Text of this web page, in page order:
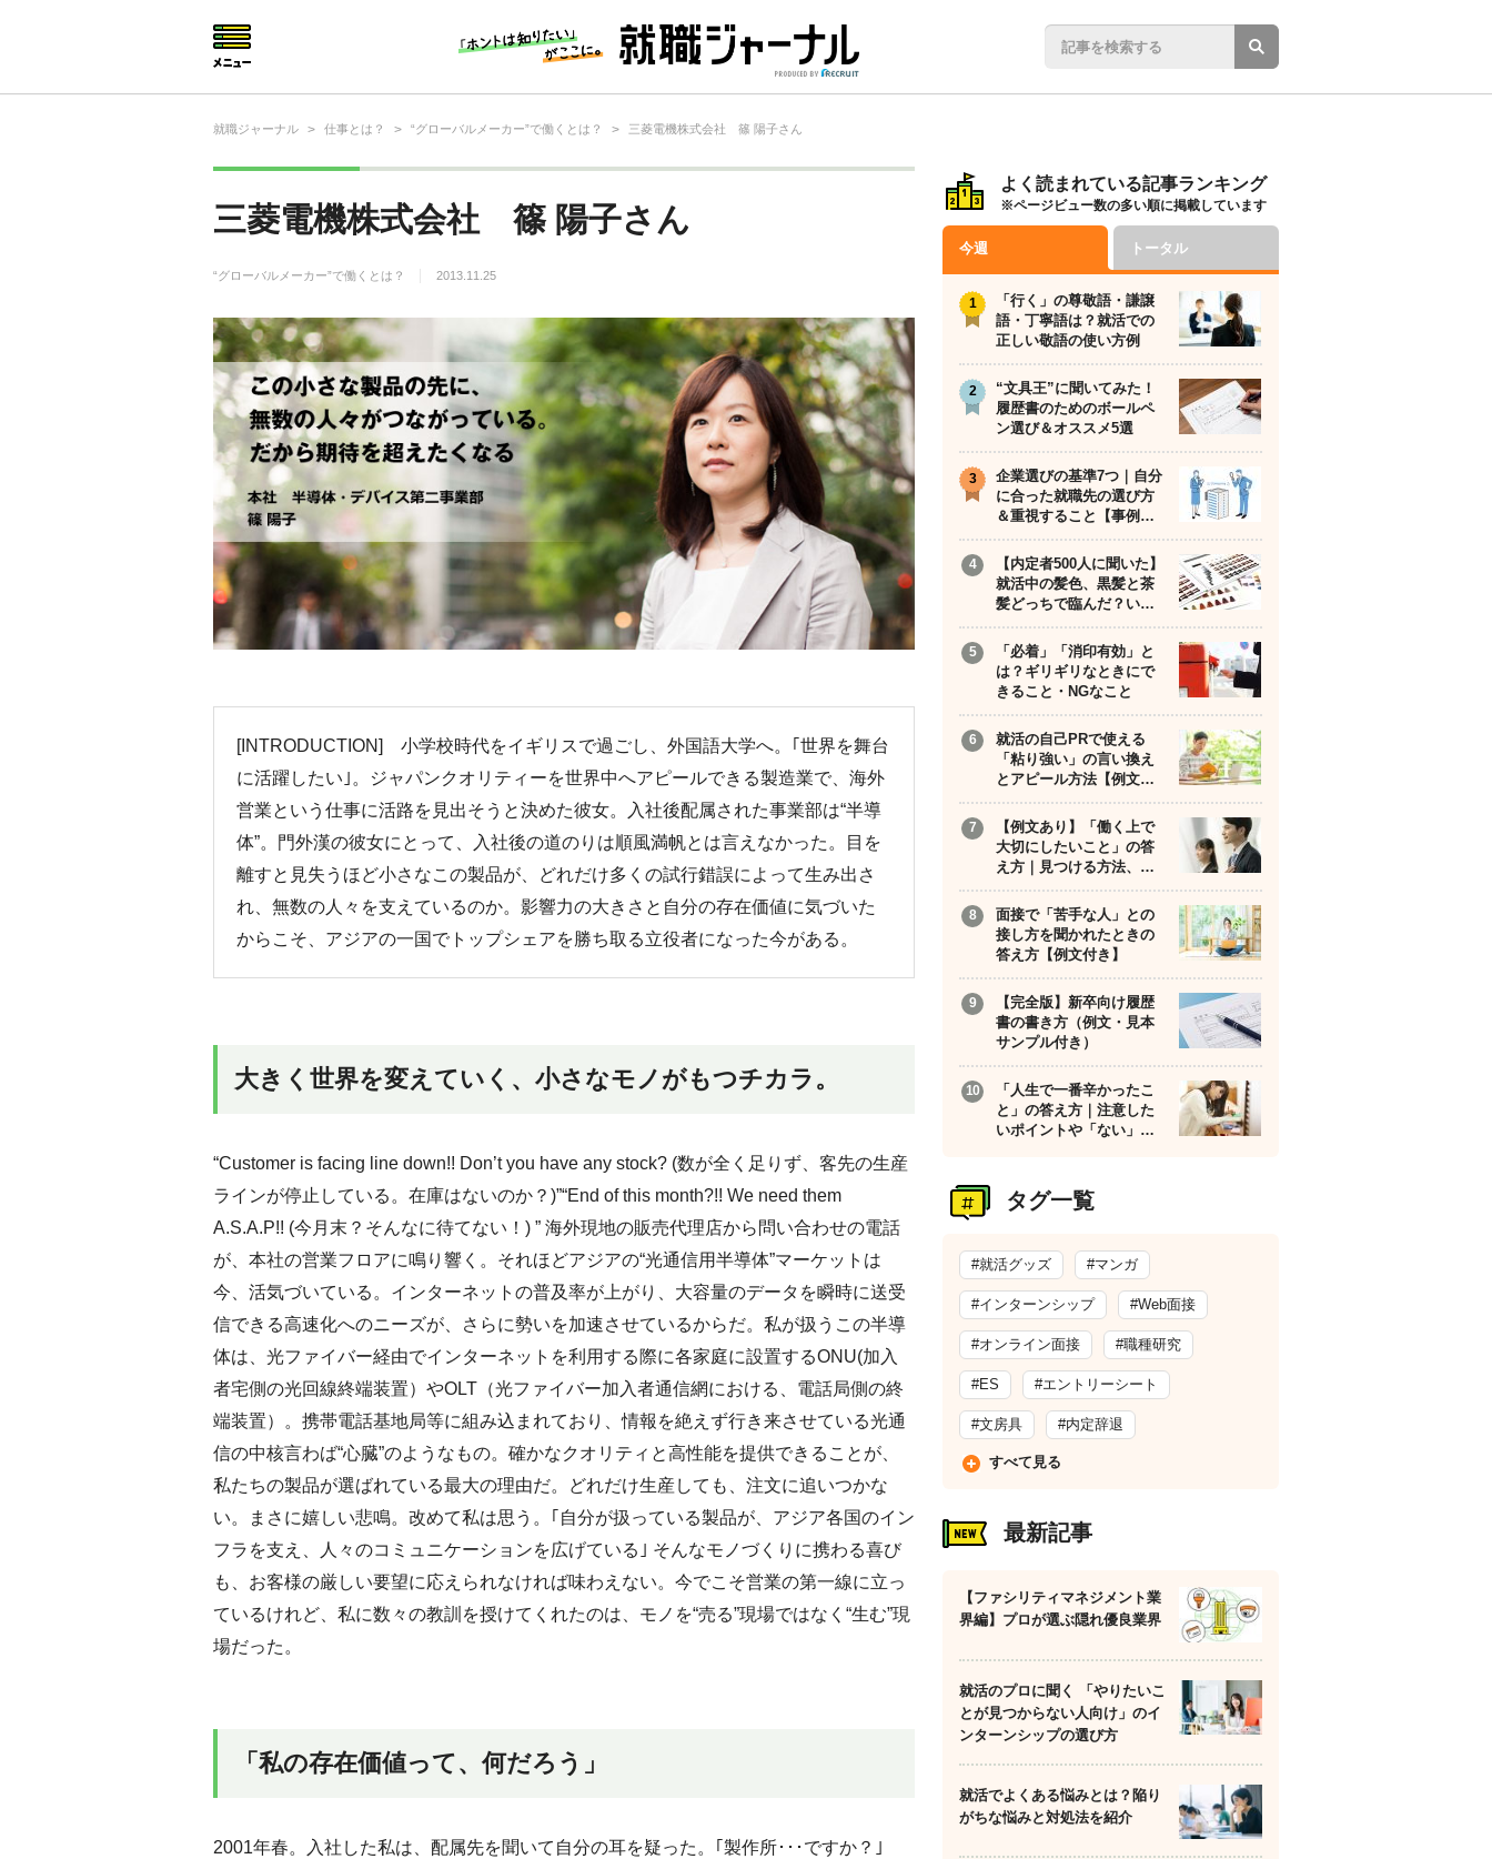
就職ジャーナル > 仕事とは？ > “グローバルメーカー”で働くとは？ > 三菱電機株式会社 篠 陽子さん
三菱電機株式会社 篠 陽子さん
“グローバルメーカー”で働くとは？ 2013.11.25
[INTRODUCTION] 小学校時代をイギリスで過ごし、外国語大学へ。｢世界を舞台
に活躍したい｣。ジャパンクオリティーを世界中へアピールできる製造業で、海外
営業という仕事に活路を見出そうと決めた彼女。入社後配属された事業部は“半導
体”。門外漢の彼女にとって、入社後の道のりは順風満帆とは言えなかった。目を
離すと見失うほど小さなこの製品が、どれだけ多くの試行錯誤によって生み出さ
れ、無数の人々を支えているのか。影響力の大きさと自分の存在価値に気づいた
からこそ、アジアの一国でトップシェアを勝ち取る立役者になった今がある。
大きく世界を変えていく、小さなモノがもつチカラ。
“Customer is facing line down!! Don’t you have any stock? (数が全く足りず、客先の生産
ラインが停止している。在庫はないのか？)”“End of this month?!! We need them
A.S.A.P!! (今月末？そんなに待てない！) ” 海外現地の販売代理店から問い合わせの電話
が、本社の営業フロアに鳴り響く。それほどアジアの“光通信用半導体”マーケットは
今、活気づいている。インターネットの普及率が上がり、大容量のデータを瞬時に送受
信できる高速化へのニーズが、さらに勢いを加速させているからだ。私が扱うこの半導
体は、光ファイバー経由でインターネットを利用する際に各家庭に設置するONU(加入
者宅側の光回線終端装置）やOLT（光ファイバー加入者通信網における、電話局側の終
端装置）。携帯電話基地局等に組み込まれており、情報を絶えず行き来させている光通
信の中核言わば“心臓”のようなもの。確かなクオリティと高性能を提供できることが、
私たちの製品が選ばれている最大の理由だ。どれだけ生産しても、注文に追いつかな
い。まさに嬉しい悲鳴。改めて私は思う。｢自分が扱っている製品が、アジア各国のイン
フラを支え、人々のコミュニケーションを広げている｣ そんなモノづくりに携わる喜び
も、お客様の厳しい要望に応えられなければ味わえない。今でこそ営業の第一線に立っ
ているけれど、私に数々の教訓を授けてくれたのは、モノを“売る”現場ではなく“生む”現
場だった。
「私の存在価値って、何だろう」
2001年春。入社した私は、配属先を聞いて自分の耳を疑った。｢製作所･･･ですか？｣
よく読まれている記事ランキング
※ページビュー数の多い順に掲載しています
今週 トータル
「行く」の尊敬語・謙譲
語・丁寧語は？就活での
正しい敬語の使い方例
“文具王”に聞いてみた！
履歴書のためのボールペ
ン選び＆オススメ5選
企業選びの基準7つ｜自分
に合った就職先の選び方
＆重視すること【事例…
【内定者500人に聞いた】
就活中の髪色、黒髪と茶
髪どっちで臨んだ？い…
「必着」「消印有効」と
は？ギリギリなときにで
きること・NGなこと
就活の自己PRで使える
「粘り強い」の言い換え
とアピール方法【例文…
【例文あり】「働く上で
大切にしたいこと」の答
え方｜見つける方法、…
面接で「苦手な人」との
接し方を聞かれたときの
答え方【例文付き】
【完全版】新卒向け履歴
書の書き方（例文・見本
サンプル付き）
「人生で一番辛かったこ
と」の答え方｜注意した
いポイントや「ない」…
タグ一覧
#就活グッズ #マンガ
#インターンシップ #Web面接
#オンライン面接 #職種研究
#ES #エントリーシート
#文房具 #内定辞退
すべて見る
最新記事
【ファシリティマネジメント業
界編】プロが選ぶ隠れ優良業界
就活のプロに聞く 「やりたいこ
とが見つからない人向け」のイ
ンターンシップの選び方
就活でよくある悩みとは？陥り
がちな悩みと対処法を紹介
仕事の選び方・ヒント
就活コラム